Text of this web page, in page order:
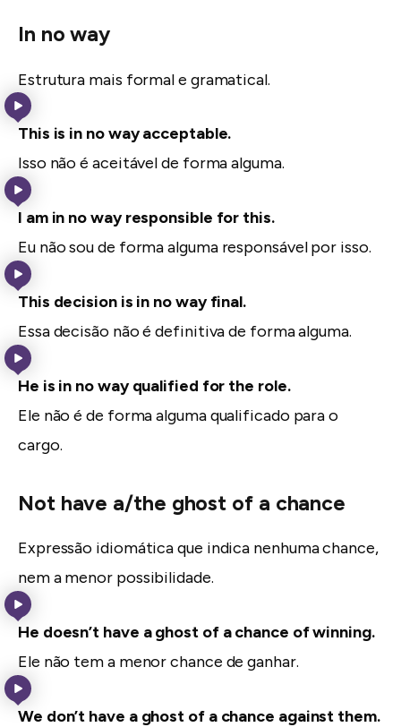
In no way
Estrutura mais formal e gramatical.
This is in no way acceptable.
Isso não é aceitável de forma alguma.
I am in no way responsible for this.
Eu não sou de forma alguma responsável por isso.
This decision is in no way final.
Essa decisão não é definitiva de forma alguma.
He is in no way qualified for the role.
Ele não é de forma alguma qualificado para o
cargo.
Not have a/the ghost of a chance
Expressão idiomática que indica nenhuma chance,
nem a menor possibilidade.
He doesn’t have a ghost of a chance of winning.
Ele não tem a menor chance de ganhar.
We don’t have a ghost of a chance against them.